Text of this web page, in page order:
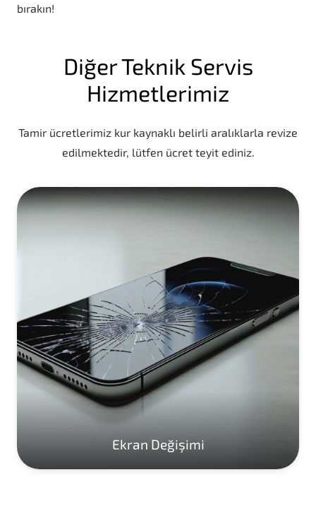
bırakın!
Diğer Teknik Servis
Hizmetlerimiz
Tamir ücretlerimiz kur kaynaklı belirli aralıklarla revize
edilmektedir, lütfen ücret teyit ediniz.
Ekran Değişimi